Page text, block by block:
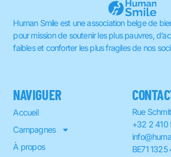
Human Smile est une association belge de
pour mission de soutenir les plus pauvres,
faibles et conforter les plus fragiles de nos
NAVIGUER
Accueil
Campagnes
À propos
Rue
+32 2 410
BE71